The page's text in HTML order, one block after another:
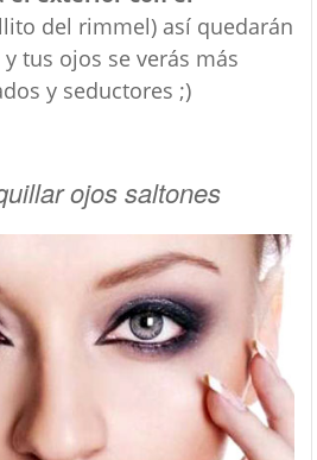
del rimmel) así quedarán
tus ojos se verás más
y seductores ;)
ojos saltones